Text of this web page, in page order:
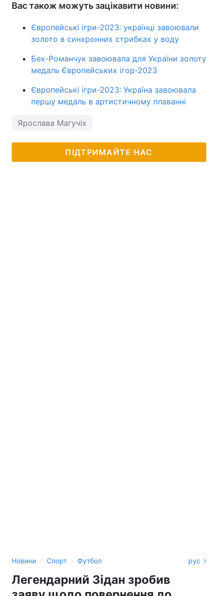
Вас також можуть зацікавити новини:
Європейські ігри-2023: українці завоювали
золото в синхронних стрибках у воду
Бех-Романчук завоювала для України золоту
медаль Європейських ігор-2023
Європейські ігри-2023: Україна завоювала
першу медаль в артистичному плаванні
Ярослава Магучіх
ПІДТРИМАЙТЕ НАС
Новини › Спорт › Футбол рус
Легендарний Зідан зробив